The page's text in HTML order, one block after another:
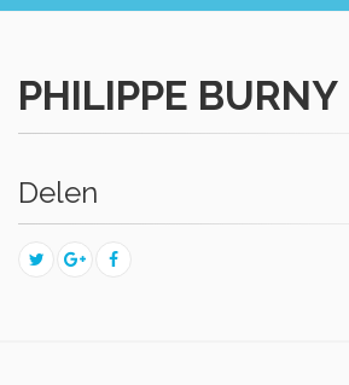
PHILIPPE BURNY
Delen